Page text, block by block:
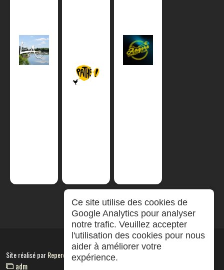
Site réalisé parRepereCom
adm
Ce site utilise des cookies de
Google Analytics pour analyser
notre trafic. Veuillez accepter
l'utilisation des cookies pour nous
aider à améliorer votre
expérience.